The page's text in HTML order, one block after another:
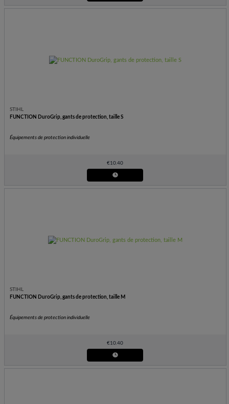
STIHL
FUNCTION DuroGrip, gants de protection, taille S
Équipements de protection individuelle
€10.40
STIHL
FUNCTION DuroGrip, gants de protection, taille M
Équipements de protection individuelle
€10.40